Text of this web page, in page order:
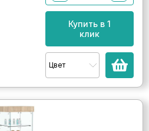
Купить в 1
клик
Цвет